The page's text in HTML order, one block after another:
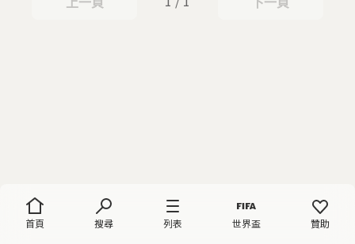
首頁 搜尋 列表 世界盃 贊助
上一頁 下一頁